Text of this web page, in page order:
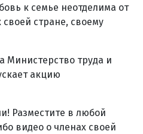
к семье неотделима от
стране, своему
Министерство труда и
акцию
Разместите в любой
видео о членах своей